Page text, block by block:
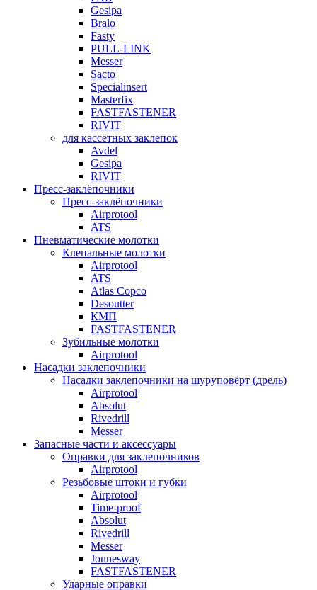
Gesipa
Bralo
Fasty
PULL-LINK
Messer
Sacto
Specialinsert
Masterfix
FASTFASTENER
RIVIT
для кассетных заклепок
Avdel
Gesipa
RIVIT
Пресс-заклёпочники
Пресс-заклёпочники
Airprotool
ATS
Пневматические молотки
Клепальные молотки
Airprotool
ATS
Atlas Copco
Desoutter
КМП
FASTFASTENER
Зубильные молотки
Airprotool
Насадки заклепочники
Насадки заклепочники на шуруповёрт (дрель)
Airprotool
Absolut
Rivedrill
Messer
Запасные части и аксессуары
Оправки для заклепочников
Airprotool
Резьбовые штоки и губки
Airprotool
Time-proof
Absolut
Rivedrill
Messer
Jonnesway
FASTFASTENER
Ударные оправки